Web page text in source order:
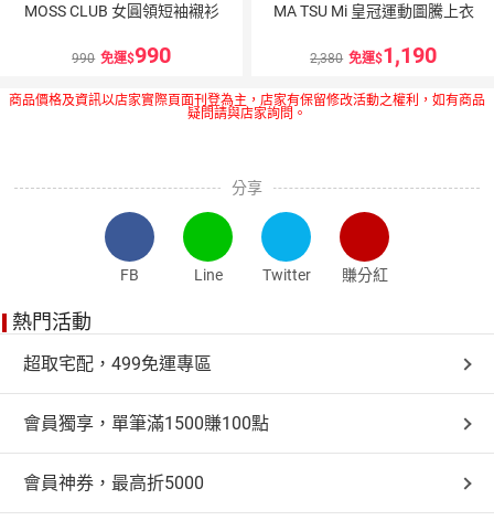
MOSS CLUB 女圓領短袖襯衫
990 免運 990
MA TSU Mi 皇冠運動圖騰上衣
2,380 免運 1,190
商品價格及資訊以店家實際頁面刊登為主，店家有保留修改活動之權利，如有商品
疑問請與店家詢問。
分享
FB Line Twitter 賺分紅
熱門活動
超取宅配，499免運專區
會員獨享，單筆滿1500賺100點
會員神券，最高折5000